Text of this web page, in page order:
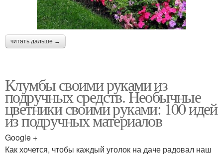
читать дальше →
Клумбы своими руками из
подручных средств. Необычные
цветники своими руками: 100 идей
из подручных материалов
Google +
Как хочется, чтобы каждый уголок на даче радовал наш